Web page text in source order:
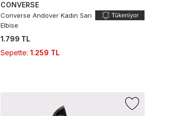
CONVERSE
Converse Andover Kadın Sarı
Elbise
1.799 TL
Sepette: 1.259 TL